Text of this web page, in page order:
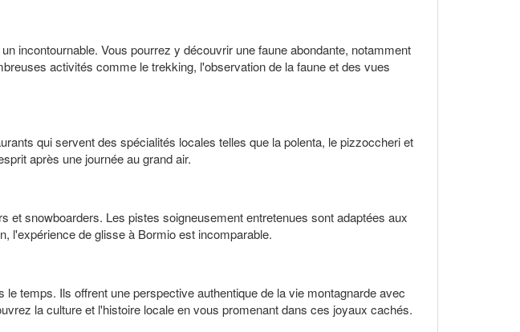
incontournable. Vous pourrez y découvrir une faune abondante, notamment
activités comme le trekking, l'observation de la faune et des vues
qui servent des spécialités locales telles que la polenta, le pizzoccheri et
après une journée au grand air.
et snowboarders. Les pistes soigneusement entretenues sont adaptées aux
l'expérience de glisse à Bormio est incomparable.
temps. Ils offrent une perspective authentique de la vie montagnarde avec
la culture et l'histoire locale en vous promenant dans ces joyaux cachés.